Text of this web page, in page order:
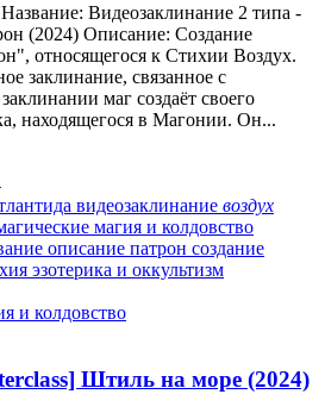
Видеозаклинание 2 типа -
(2024) Описание: Создание
относящегося к Стихии Воздух.
заклинание, связанное с
маг создаёт своего
находящегося в Магонии. Он...
видеозаклинание воздух
магия и колдовство
описание патрон создание
эзотерика и оккультизм
и колдовство
Штиль на море (2024)